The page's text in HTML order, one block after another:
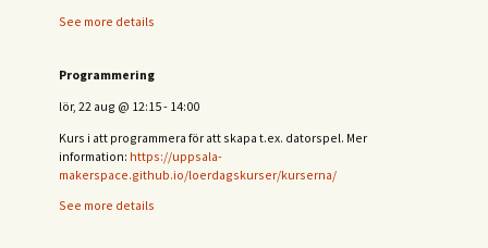
See more details
Programmering
lör, 22 aug @ 12:15- 14:00
Kurs i att programmera för att skapa t.ex. datorspel. Mer
information: https://uppsala-
makerspace.github.io/loerdagskurser/kurserna/
See more details